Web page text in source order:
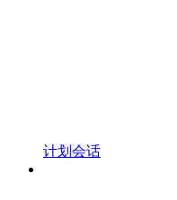
计划会话